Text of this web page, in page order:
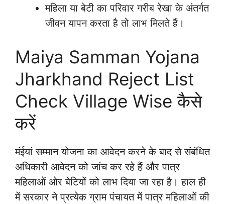
महिला या बेटी का परिवार गरीब रेखा के अंतर्गत
जीवन यापन करता है तो लाभ मिलते हैं।
Maiya Samman Yojana
Jharkhand Reject List
Check Village Wise कैसे
करें
मंईयां सम्मान योजना का आवेदन करने के बाद से संबंधित
अधिकारी आवेदन को जांच कर रहे हैं और पात्र
महिलाओं ओर बेटियों को लाभ दिया जा रहा है। हाल ही
में सरकार ने प्रत्येक ग्राम पंचायत में पात्र महिलाओं की